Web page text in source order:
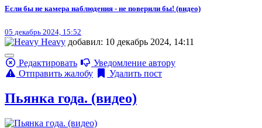
Если бы не камера наблюдения - не поверили бы! (видео)
05 декабрь 2024, 15:52
Heavy добавил: 10 декабрь 2024, 14:11
Редактировать
Уведомление автору
Отправить жалобу
Удалить пост
Пьянка года. (видео)